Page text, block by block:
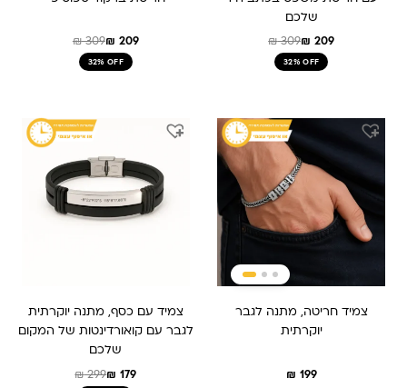
שלכם
₪309₪ 209
32% OFF
₪309₪ 209
32% OFF
צמיד חריטה, מתנה לגבר
יוקרתית
₪ 199
צמיד עם כסף, מתנה יוקרתית
לגבר עם קואורדינטות של המקום
שלכם
₪299
₪ 299.
₪ 179
₪ 179.